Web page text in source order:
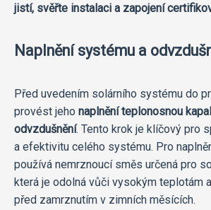
jistí, svěřte instalaci a zapojení
Naplnění systému a
Před uvedením solárního systému do
provést jeho naplnění teplonosnou
odvzdušnění. Tento krok je klíčový pro
a efektivitu celého systému. Pro
používá nemrznoucí směs určená pro
která je odolná vůči vysokým teplotám
před zamrznutím v zimních měsících.